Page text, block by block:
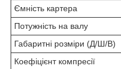
Ємність картера
Потужність на валу
Габаритні розміри (Д/Ш/В)
Коефіцієнт компресії